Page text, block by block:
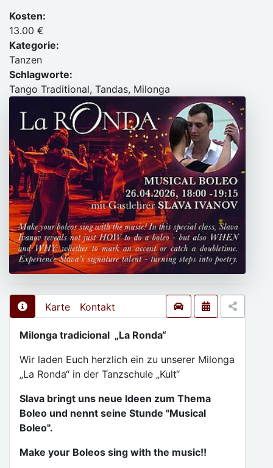
Kosten:
13.00 €
Kategorie:
Tanzen
Schlagworte:
Tango Traditional, Tandas, Milonga
Karte Kontakt
Milonga tradicional „La Ronda“
Wir laden Euch herzlich ein zu unserer Milonga
„La Ronda“ in der Tanzschule „Kult“
Slava bringt uns neue Ideen zum Thema
Boleo und nennt seine Stunde "Musical
Boleo".
Make your Boleos sing with the music!!